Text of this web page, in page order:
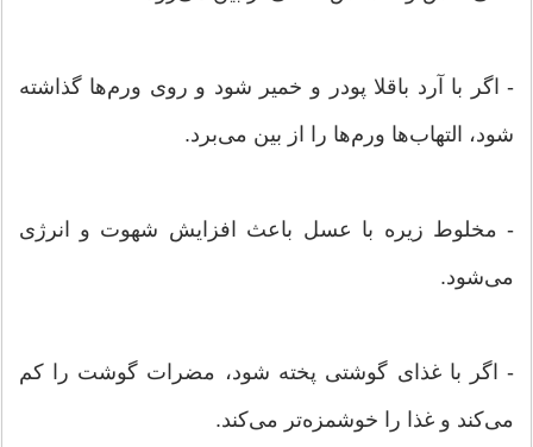
- اگر با آرد باقلا پودر و خمیر شود و روی ورم‌ها گذاشته
شود، التهاب‌ها ورم‌ها را از بین می‌برد.
- مخلوط زیره با عسل باعث افزایش شهوت و انرژی
می‌شود.
- اگر با غذای گوشتی پخته شود، مضرات گوشت را کم
می‌کند و غذا را خوشمزه‌تر می‌کند.